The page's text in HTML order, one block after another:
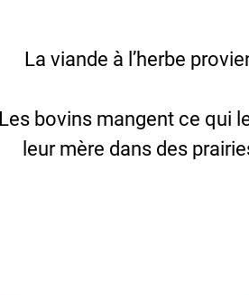
La viande à l’herbe
Les bovins mangent ce qui
leur mère dans des